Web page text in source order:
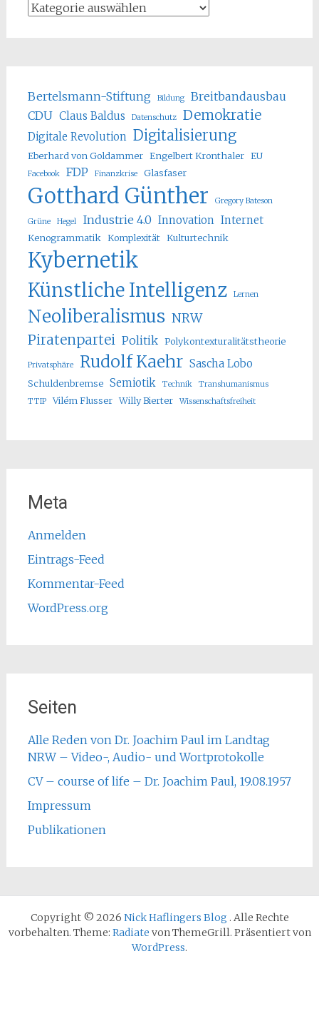
Bertelsmann-Stiftung Bildung
Breitbandausbau
CDU Claus Baldus Datenschutz Demokratie
Digitale Revolution Digitalisierung
Eberhard von Goldammer Engelbert Kronthaler EU
Facebook FDP Finanzkrise Glasfaser
Gotthard Günther Gregory Bateson
Grüne Hegel Industrie 4.0 Innovation Internet
Kenogrammatik Komplexität Kulturtechnik
Kybernetik
Künstliche Intelligenz Lernen
Neoliberalismus NRW
Piratenpartei Politik Polykontexturalitätstheorie
Privatsphäre Rudolf Kaehr Sascha Lobo
Schuldenbremse Semiotik Technik
Transhumanismus
TTIP
Vilém Flusser Willy Bierter Wissenschaftsfreiheit
Meta
Anmelden
Eintrags-Feed
Kommentar-Feed
WordPress.org
Seiten
Alle Reden von Dr. Joachim Paul im Landtag
NRW – Video-, Audio- und Wortprotokolle
CV – course of life – Dr. Joachim Paul, 19.08.1957
Impressum
Publikationen
Copyright © 2026 Nick Haflingers Blog . Alle Rechte
vorbehalten. Theme: Radiate von ThemeGrill. Präsentiert von
WordPress.